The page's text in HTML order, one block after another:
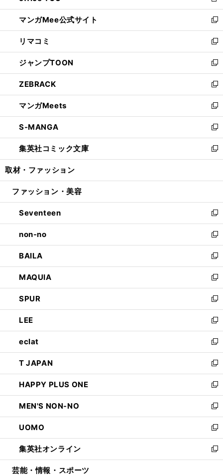
開
く
ン
ド
ウ
で
開
く
ウ
ィ
ン
ド
ウ
で
開
く
し
い
ウ
ィ
ン
ド
ウ
で
開
く
マンガMee公式サイト
新
し
い
ウ
ィ
ン
ド
ウ
で
開
く
リマコミ
新
し
い
ウ
ィ
ン
ド
ウ
で
開
く
ジャンプTOON
新
し
い
ウ
ィ
ン
ド
ウ
で
開
ZEBRACK
新
し
い
ウ
ィ
ン
ド
ウ
開
マンガMeets
新
し
い
ウ
ィ
ン
ウ
開
く
S-MANGA
新
し
い
ウ
ン
ウ
で
開
く
集英社コミック文庫
新
し
ウ
ン
ド
ウ
で
開
く
取材・ファッション
ファッション・美容
Seventeen
新
し
い
ウ
ィ
ン
ド
ウ
で
開
く
non-no
新
し
い
ウ
ィ
ン
ド
ウ
で
開
く
BAILA
新
し
い
ウ
ィ
ン
ド
ウ
で
開
く
MAQUIA
新
し
い
ウ
ィ
ン
ド
ウ
で
開
く
SPUR
新
し
い
ウ
ィ
ン
ド
ウ
で
開
く
LEE
新
し
い
ウ
ィ
ン
ド
ウ
で
開
く
eclat
新
し
い
ウ
ィ
ン
ド
ウ
で
開
く
T JAPAN
新
し
い
ウ
ィ
ン
ド
ウ
で
開
HAPPY PLUS ONE
新
し
い
ウ
ィ
ン
ド
ウ
MEN'S NON-NO
新
し
い
ウ
ィ
ン
UOMO
新
し
い
ウ
集英社オンライン
新
し
芸能・情報・スポーツ